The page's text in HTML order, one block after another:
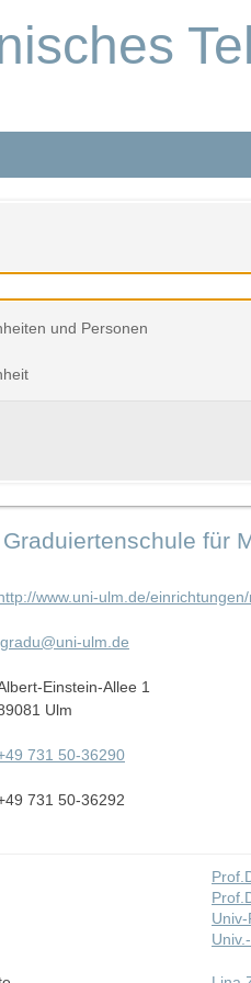
und Personen
für
www.uni-ulm.de/
ulm.de
Einstein-Allee 1
Ulm
731 50-36290
731 50-36292